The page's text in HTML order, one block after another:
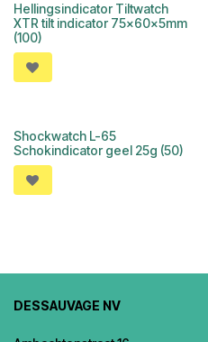
Hellingsindicator Tiltwatch
XTR tilt indicator 75x60x5mm
(100)
Shockwatch L-65
Schokindicator geel 25g (50)
DESSAUVAGE NV